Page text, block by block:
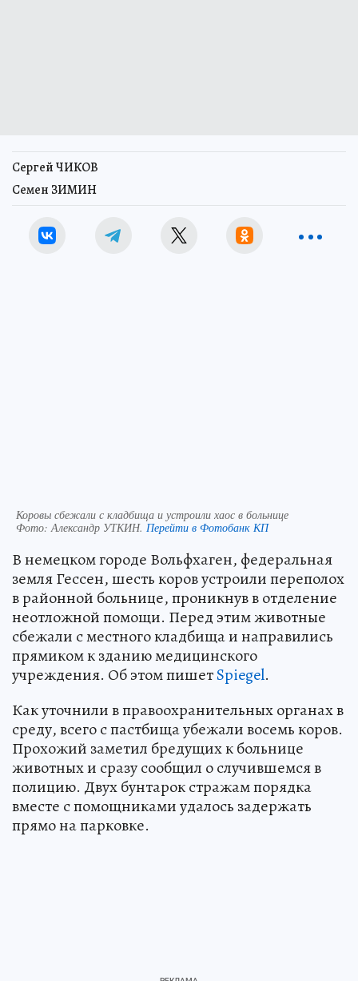
Сергей ЧИКОВ
Семен ЗИМИН
Коровы сбежали с кладбища и устроили хаос в больнице
Фото:Александр УТКИН. Перейти в Фотобанк КП
В немецком городе Вольфхаген, федеральная
земля Гессен, шесть коров устроили переполох
в районной больнице, проникнув в отделение
неотложной помощи. Перед этим животные
сбежали с местного кладбища и направились
прямиком к зданию медицинского
учреждения. Об этом пишетSpiegel.
Как уточнили в правоохранительных органах в
среду, всего с пастбища убежали восемь коров.
Прохожий заметил бредущих к больнице
животных и сразу сообщил о случившемся в
полицию. Двух бунтарок стражам порядка
вместе с помощниками удалось задержать
прямо на парковке.